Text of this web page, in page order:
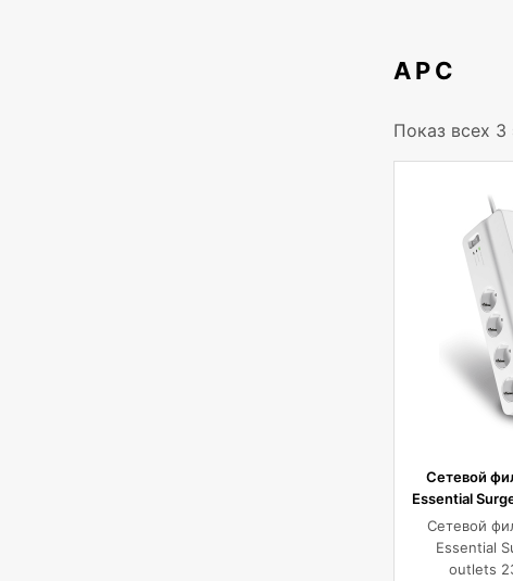
APC
Показ всех 3
Сетевой
Essential
230V
Сетевой
Essential
outlets